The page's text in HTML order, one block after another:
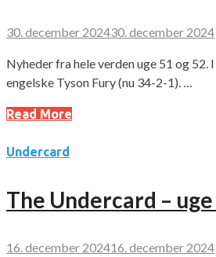
30. december 202430. december 2024
Nyheder fra hele verden uge 51 og
engelske Tyson Fury (nu 34-2-1). …
Read More
Undercard
The Undercard –
16. december 202416. december 2024